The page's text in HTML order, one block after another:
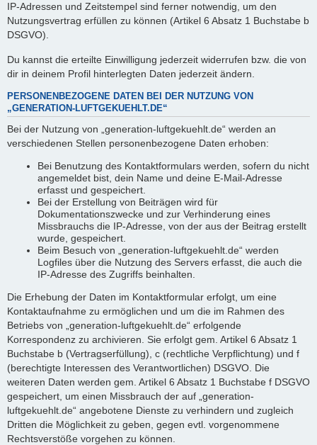
IP-Adressen und Zeitstempel sind ferner notwendig, um den
Nutzungsvertrag erfüllen zu können (Artikel 6 Absatz 1 Buchstabe b
DSGVO).
Du kannst die erteilte Einwilligung jederzeit widerrufen bzw. die von
dir in deinem Profil hinterlegten Daten jederzeit ändern.
PERSONENBEZOGENE DATEN BEI DER NUTZUNG VON
„GENERATION-LUFTGEKUEHLT.DE“
Bei der Nutzung von „generation-luftgekuehlt.de“ werden an
verschiedenen Stellen personenbezogene Daten erhoben:
Bei Benutzung des Kontaktformulars werden, sofern du nicht
angemeldet bist, dein Name und deine E-Mail-Adresse
erfasst und gespeichert.
Bei der Erstellung von Beiträgen wird für
Dokumentationszwecke und zur Verhinderung eines
Missbrauchs die IP-Adresse, von der aus der Beitrag erstellt
wurde, gespeichert.
Beim Besuch von „generation-luftgekuehlt.de“ werden
Logfiles über die Nutzung des Servers erfasst, die auch die
IP-Adresse des Zugriffs beinhalten.
Die Erhebung der Daten im Kontaktformular erfolgt, um eine
Kontaktaufnahme zu ermöglichen und um die im Rahmen des
Betriebs von „generation-luftgekuehlt.de“ erfolgende
Korrespondenz zu archivieren. Sie erfolgt gem. Artikel 6 Absatz 1
Buchstabe b (Vertragserfüllung), c (rechtliche Verpflichtung) und f
(berechtigte Interessen des Verantwortlichen) DSGVO. Die
weiteren Daten werden gem. Artikel 6 Absatz 1 Buchstabe f DSGVO
gespeichert, um einen Missbrauch der auf „generation-
luftgekuehlt.de“ angebotene Dienste zu verhindern und zugleich
Dritten die Möglichkeit zu geben, gegen evtl. vorgenommene
Rechtsverstöße vorgehen zu können.